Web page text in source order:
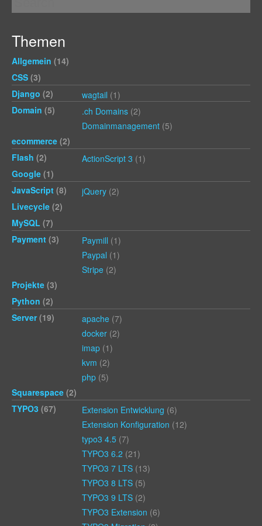
Themen
Allgemein (14)
CSS (3)
Django (2) wagtail (1)
Domain (5) .ch Domains (2)
Domainmanagement (5)
ecommerce (2)
Flash (2) ActionScript 3 (1)
Google (1)
JavaScript (8) jQuery (2)
Livecycle (2)
MySQL (7)
Payment (3) Paymill (1)
Paypal (1)
Stripe (2)
Projekte (3)
Python (2)
Server(19) apache (7)
docker (2)
imap (1)
kvm (2)
php (5)
Squarespace (2)
TYPO3 (67) Extension Entwicklung (6)
Extension Konfiguration (12)
typo3 4.5 (7)
TYPO3 6.2 (21)
TYPO3 7 LTS (13)
TYPO3 8 LTS (5)
TYPO3 9 LTS (2)
TYPO3 Extension (6)